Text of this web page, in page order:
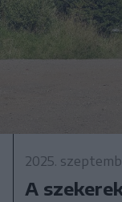
2025.
A